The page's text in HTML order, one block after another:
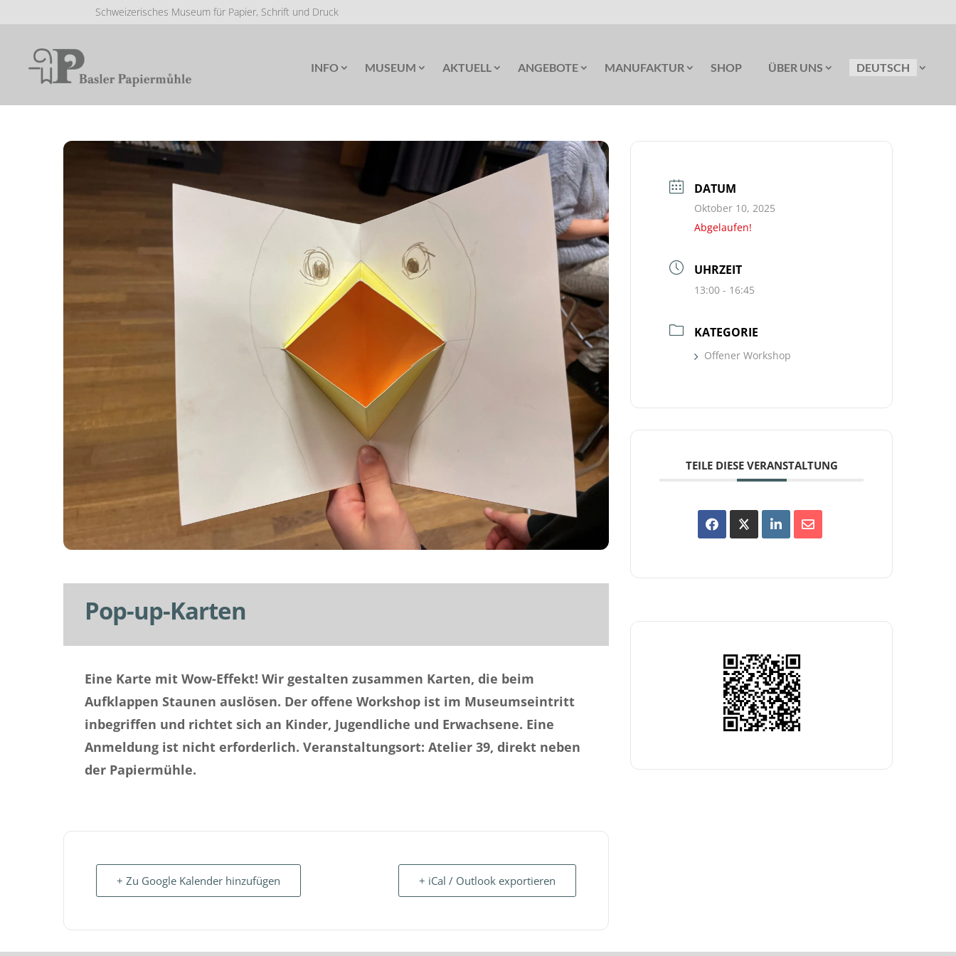
Schweizerisches Museum für Papier, Schrift und Druck
INFO MUSEUM AKTUELL ANGEBOTE MANUFAKTUR SHOP ÜBER UNS DEUTSCH
Pop-up-Karten
Eine Karte mit Wow-Effekt! Wir gestalten zusammen Karten, die beim
Aufklappen Staunen auslösen. Der offene Workshop ist im Museumseintritt
inbegriffen und richtet sich an Kinder, Jugendliche und Erwachsene. Eine
Anmeldung ist nicht erforderlich. Veranstaltungsort: Atelier 39, direkt neben
der Papiermühle.
+ Zu Google Kalender hinzufügen + iCal / Outlook exportieren
DATUM
Oktober 10, 2025
Abgelaufen!
UHRZEIT
13:00 - 16:45
KATEGORIE
Offener Workshop
TEILE DIESE VERANSTALTUNG